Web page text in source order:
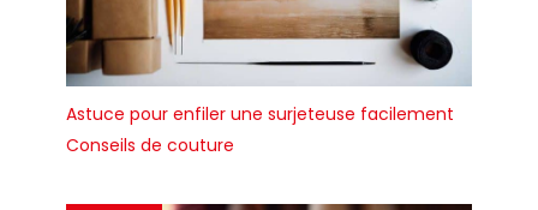
Astuce pour enfiler une surjeteuse facilement
Conseils de couture